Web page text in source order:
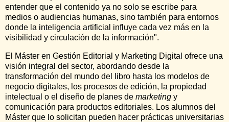
entender que el contenido ya no solo se escribe para
medios o audiencias humanas, sino también para entornos
donde la inteligencia artificial influye cada vez más en la
visibilidad y circulación de la información".
El Máster en Gestión Editorial y Marketing Digital ofrece una
visión integral del sector, abordando desde la
transformación del mundo del libro hasta los modelos de
negocio digitales, los procesos de edición, la propiedad
intelectual o el diseño de planes de marketing y
comunicación para productos editoriales. Los alumnos del
Máster que lo solicitan pueden hacer prácticas universitarias